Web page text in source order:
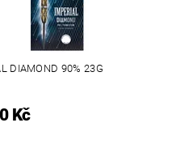
DIAMOND 90% 23G
Kč